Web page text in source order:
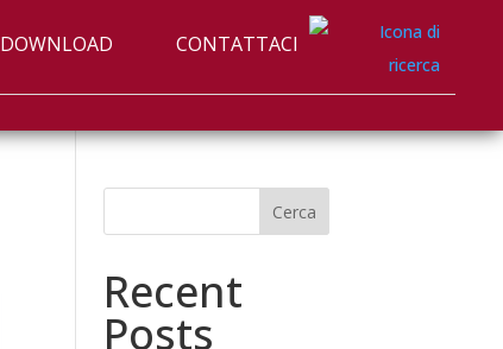
DOWNLOAD CONTATTACI
Cerca
Recent
Posts